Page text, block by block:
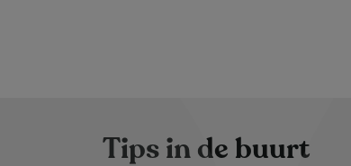
Tips in de buurt